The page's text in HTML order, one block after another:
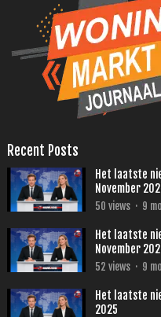
Recent Posts
Het laatste
November
50 views · 9
Het laatste
November
52 views · 9
Het laatste
2025